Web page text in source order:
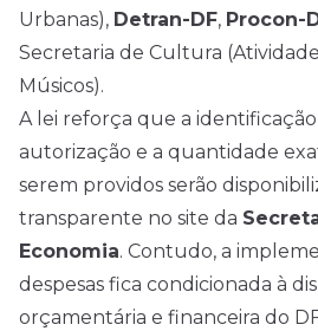
Urbanas), Detran-DF, Procon-
Secretaria de Cultura
Músicos).
A lei reforça que a
autorização e a quantidade
serem providos serão
transparente no site da
Economia. Contudo, a
despesas fica condicionada à
orçamentária e financeira do